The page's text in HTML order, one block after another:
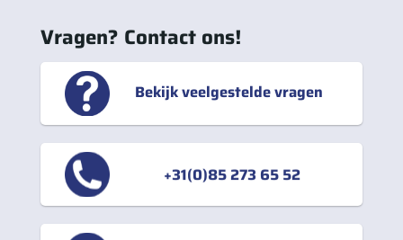
Vragen? Contact ons!
Bekijk veelgestelde vragen
+31(0)85 273 65 52